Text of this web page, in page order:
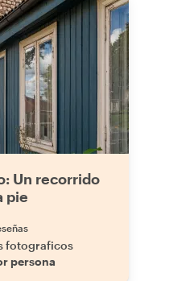
Un recorrido
pie
fotograficos
persona